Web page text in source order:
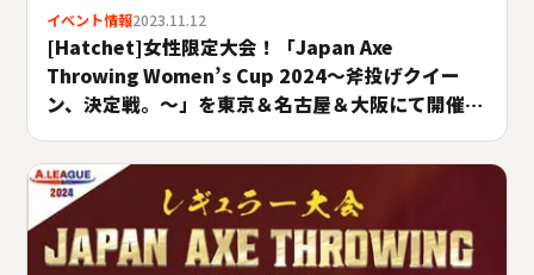
イベント情報2023.11.12
[Hatchet]女性限定大会！「Japan Axe
Throwing Women’s Cup 2024〜斧投げクイー
ン、決定戦。〜」を東京＆名古屋＆大阪にて開催！